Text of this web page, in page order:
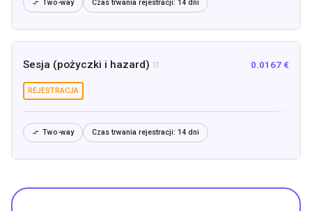
 Two-way Czas trwania rejestracji: 14 dni
Sesja (pożyczki i hazard)  0.0167 €
REJESTRACJA
 Two-way Czas trwania rejestracji: 14 dni